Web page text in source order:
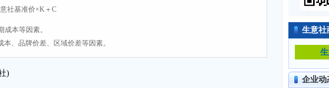
社基准价×K＋C
本等因素。
、品牌价差、区域价差等因素。
)
生意社
企业动